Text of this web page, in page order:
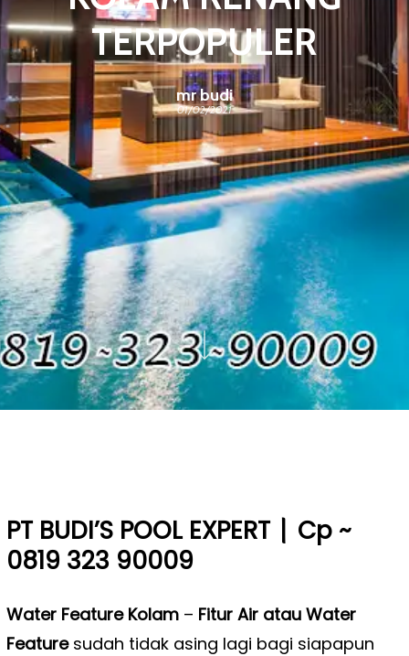
TERPOPULER
mr budi
01/02/2021
PT BUDI’S POOL EXPERT| Cp ~
0819 323 90009
Water Feature Kolam – Fitur Air atau Water
Featuresudah tidak asing lagi bagi siapapun